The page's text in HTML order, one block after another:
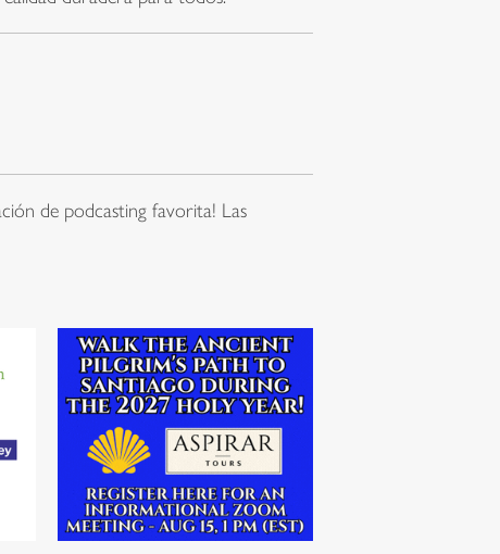
de podcasting favorita! Las